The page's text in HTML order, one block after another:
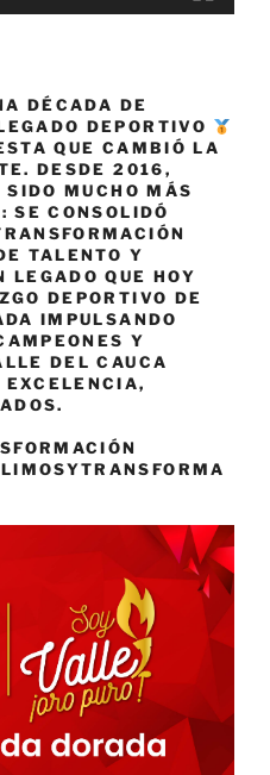
DÉCADA DE
DEPORTIVO
QUE CAMBIÓ LA
DESDE 2016,
SIDO MUCHO MÁS
SE CONSOLIDÓ
TALENTO Y
LEGADO QUE HOY
DEPORTIVO DE
IMPULSANDO
Y
DEL CAUCA
EXCELENCIA,